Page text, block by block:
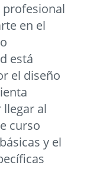
en el
está
el diseño
al
curso
y el